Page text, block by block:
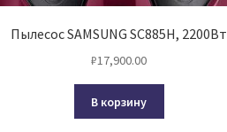
Пылесос SAMSUNG SC885H, 2200Вт
₽17,900.00
В корзину